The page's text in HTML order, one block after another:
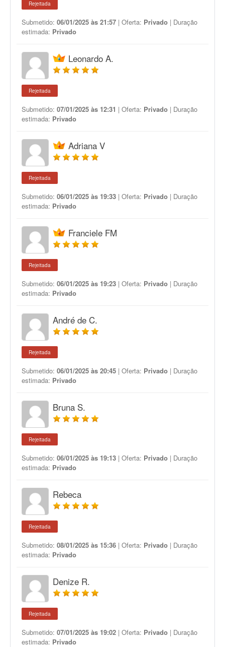
Rejeitada
Submetido: 06/01/2025 às 21:57 | Oferta: Privado | Duração
estimada: Privado
Leonardo A.
Rejeitada
Submetido: 07/01/2025 às 12:31 | Oferta: Privado | Duração
estimada: Privado
Adriana V
Rejeitada
Submetido: 06/01/2025 às 19:33 | Oferta: Privado | Duração
estimada: Privado
Franciele FM
Rejeitada
Submetido: 06/01/2025 às 19:23 | Oferta: Privado | Duração
estimada: Privado
André de C.
Rejeitada
Submetido: 06/01/2025 às 20:45 | Oferta: Privado | Duração
estimada: Privado
Bruna S.
Rejeitada
Submetido: 06/01/2025 às 19:13 | Oferta: Privado | Duração
estimada: Privado
Rebeca
Rejeitada
Submetido: 08/01/2025 às 15:36 | Oferta: Privado | Duração
estimada: Privado
Denize R.
Rejeitada
Submetido: 07/01/2025 às 19:02 | Oferta: Privado | Duração
estimada: Privado